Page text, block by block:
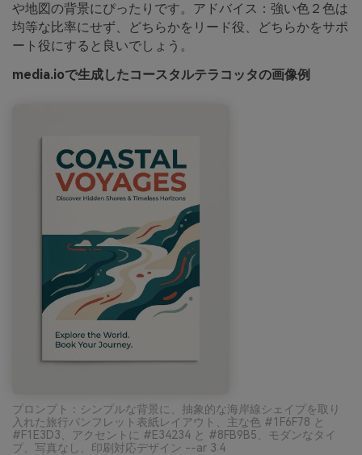
や地図の背景にぴったりです。アドバイス：強い色２色は
均等な比率にせず、どちらかをリード役、どちらかをサポ
ート役にすると良いでしょう。
media.ioで生成したコースタルテラコッタの画像例
プロンプト：シンプルな背景に、抽象的な海岸線シェイプを取り
入れた旅行パンフレット表紙レイアウト、主な色 #1F6F78 と
#F1E3D3、アクセントに #E34234 と #8FB9B5、モダンなタイ
プ、写真なし、印刷対応デザイン --ar 3:4